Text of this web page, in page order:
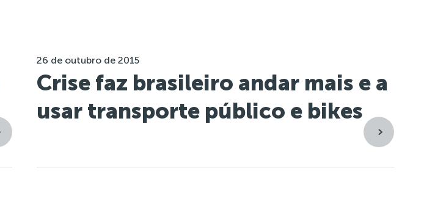
26 de outubro de 2015
Crise faz brasileiro andar mais e a
usar transporte público e bikes